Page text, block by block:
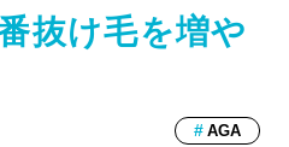
抜け毛を増や
AGA